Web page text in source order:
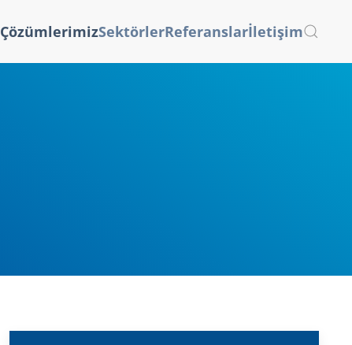
ÇözümlerimizSektörlerReferanslarİletişim